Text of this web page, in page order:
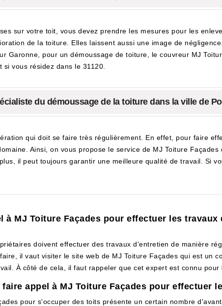
sur votre toit, vous devez prendre les mesures pour les
de la toiture. Elles laissent aussi une image de
Garonne, pour un démoussage de toiture, le couvreur MJ
vous résidez dans le 31120.
du démoussage de la toiture dans la ville de
qui doit se faire très régulièrement. En effet, pour faire
Ainsi, on vous propose le service de MJ Toiture
il peut toujours garantir une meilleure qualité de travail. Si
à MJ Toiture Façades pour effectuer les
doivent effectuer des travaux d'entretien de manière
il vaut visiter le site web de MJ Toiture Façades qui est un
À côté de cela, il faut rappeler que cet expert est connu pour
appel à MJ Toiture Façades pour effectuer
pour s'occuper des toits présente un certain nombre